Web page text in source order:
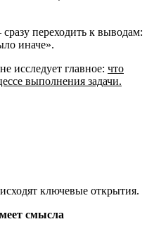
переходить к выводам:
иначе».
исследует главное: что
выполнения задачи.
ключевые открытия.
смысла